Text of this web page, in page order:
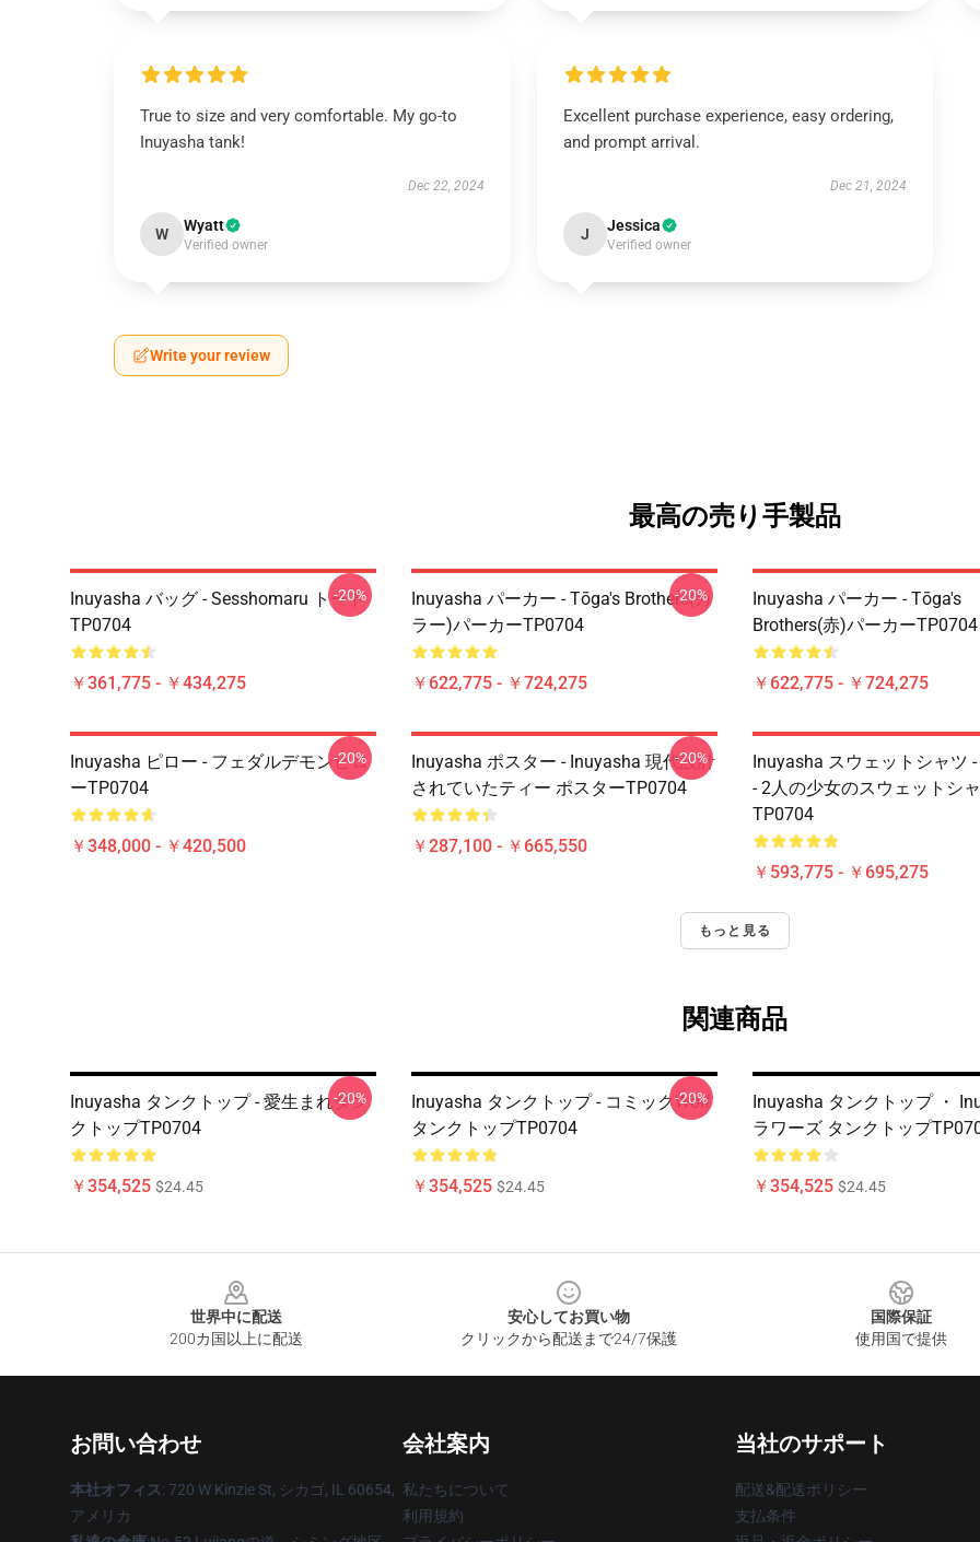
True to size and very comfortable. My go-to
Inuyasha tank!
Dec 22, 2024
W Wyatt
Verified owner
Excellent purchase experience, easy ordering,
and prompt arrival.
Dec 21, 2024
J Jessica
Verified owner
Write your review
最高の売り手製品
Inuyasha バッグ - Sesshomaru トート
TP0704
￥361,775 - ￥434,275
-20%
Inuyasha パーカー - Tōga's Brothers(カ
ラー)パーカーTP0704
￥622,775 - ￥724,275
-20%
Inuyasha パーカー - Tōga's
Brothers(赤)パーカーTP0704
￥622,775 - ￥724,275
Inuyasha ピロー - フェダルデモンピロ
ーTP0704
￥348,000 - ￥420,500
-20%
Inuyasha ポスター - Inuyasha 現代設計
されていたティー ポスターTP0704
￥287,100 - ￥665,550
-20%
Inuyasha スウェットシャツ -
- 2人の少女のスウェットシ
TP0704
￥593,775 - ￥695,275
もっと見る
関連商品
Inuyasha タンクトップ - 愛生まれタン
クトップTP0704
￥354,525 $24.45
-20%
Inuyasha タンクトップ - コミックWolf
タンクトップTP0704
￥354,525 $24.45
-20%
Inuyasha タンクトップ ・
ラワーズ タンクトップ
￥354,525 $24.45
世界中に配送
200カ国以上に配送
安心してお買い物
クリックから配送まで24/7保護
国際保証
使用国で提供
お問い合わせ
本社オフィス: 720 W Kinzie St, シカゴ, IL 60654,
アメリカ
会社案内
私たちについて
利用規約
当社のサポート
配送&配送ポリシー
支払条件